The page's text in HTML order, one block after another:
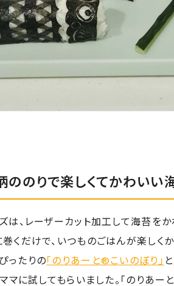
のりで楽しくてかわいい
は、レーザーカット加工して海苔を
くだけで、いつものごはんが楽しくか
ったりの「のりあーと®こいのぼり」 と
マに試してもらいました。「のりあー